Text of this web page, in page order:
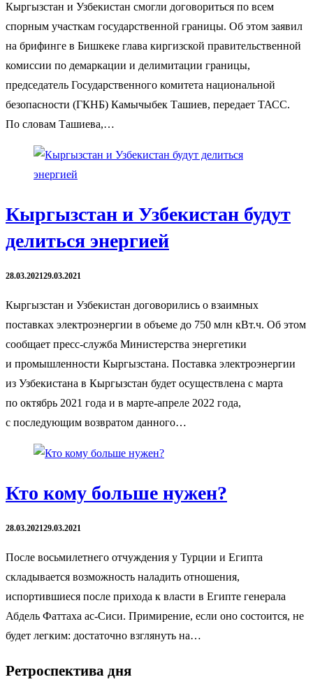
Кыргызстан и Узбекистан смогли договориться по всем
спорным участкам государственной границы. Об этом заявил
на брифинге в Бишкеке глава киргизской правительственной
комиссии по демаркации и делимитации границы,
председатель Государственного комитета национальной
безопасности (ГКНБ) Камычыбек Ташиев, передает ТАСС.
По словам Ташиева,…
Кыргызстан и Узбекистан будут
делиться энергией
28.03.202129.03.2021
Кыргызстан и Узбекистан договорились о взаимных
поставках электроэнергии в объеме до 750 млн кВт.ч. Об этом
сообщает пресс-служба Министерства энергетики
и промышленности Кыргызстана. Поставка электроэнергии
из Узбекистана в Кыргызстан будет осуществлена с марта
по октябрь 2021 года и в марте-апреле 2022 года,
с последующим возвратом данного…
Кто кому больше нужен?
28.03.202129.03.2021
После восьмилетнего отчуждения у Турции и Египта
складывается возможность наладить отношения,
испортившиеся после прихода к власти в Египте генерала
Абдель Фаттаха ас-Сиси. Примирение, если оно состоится, не
будет легким: достаточно взглянуть на…
Ретроспектива дня